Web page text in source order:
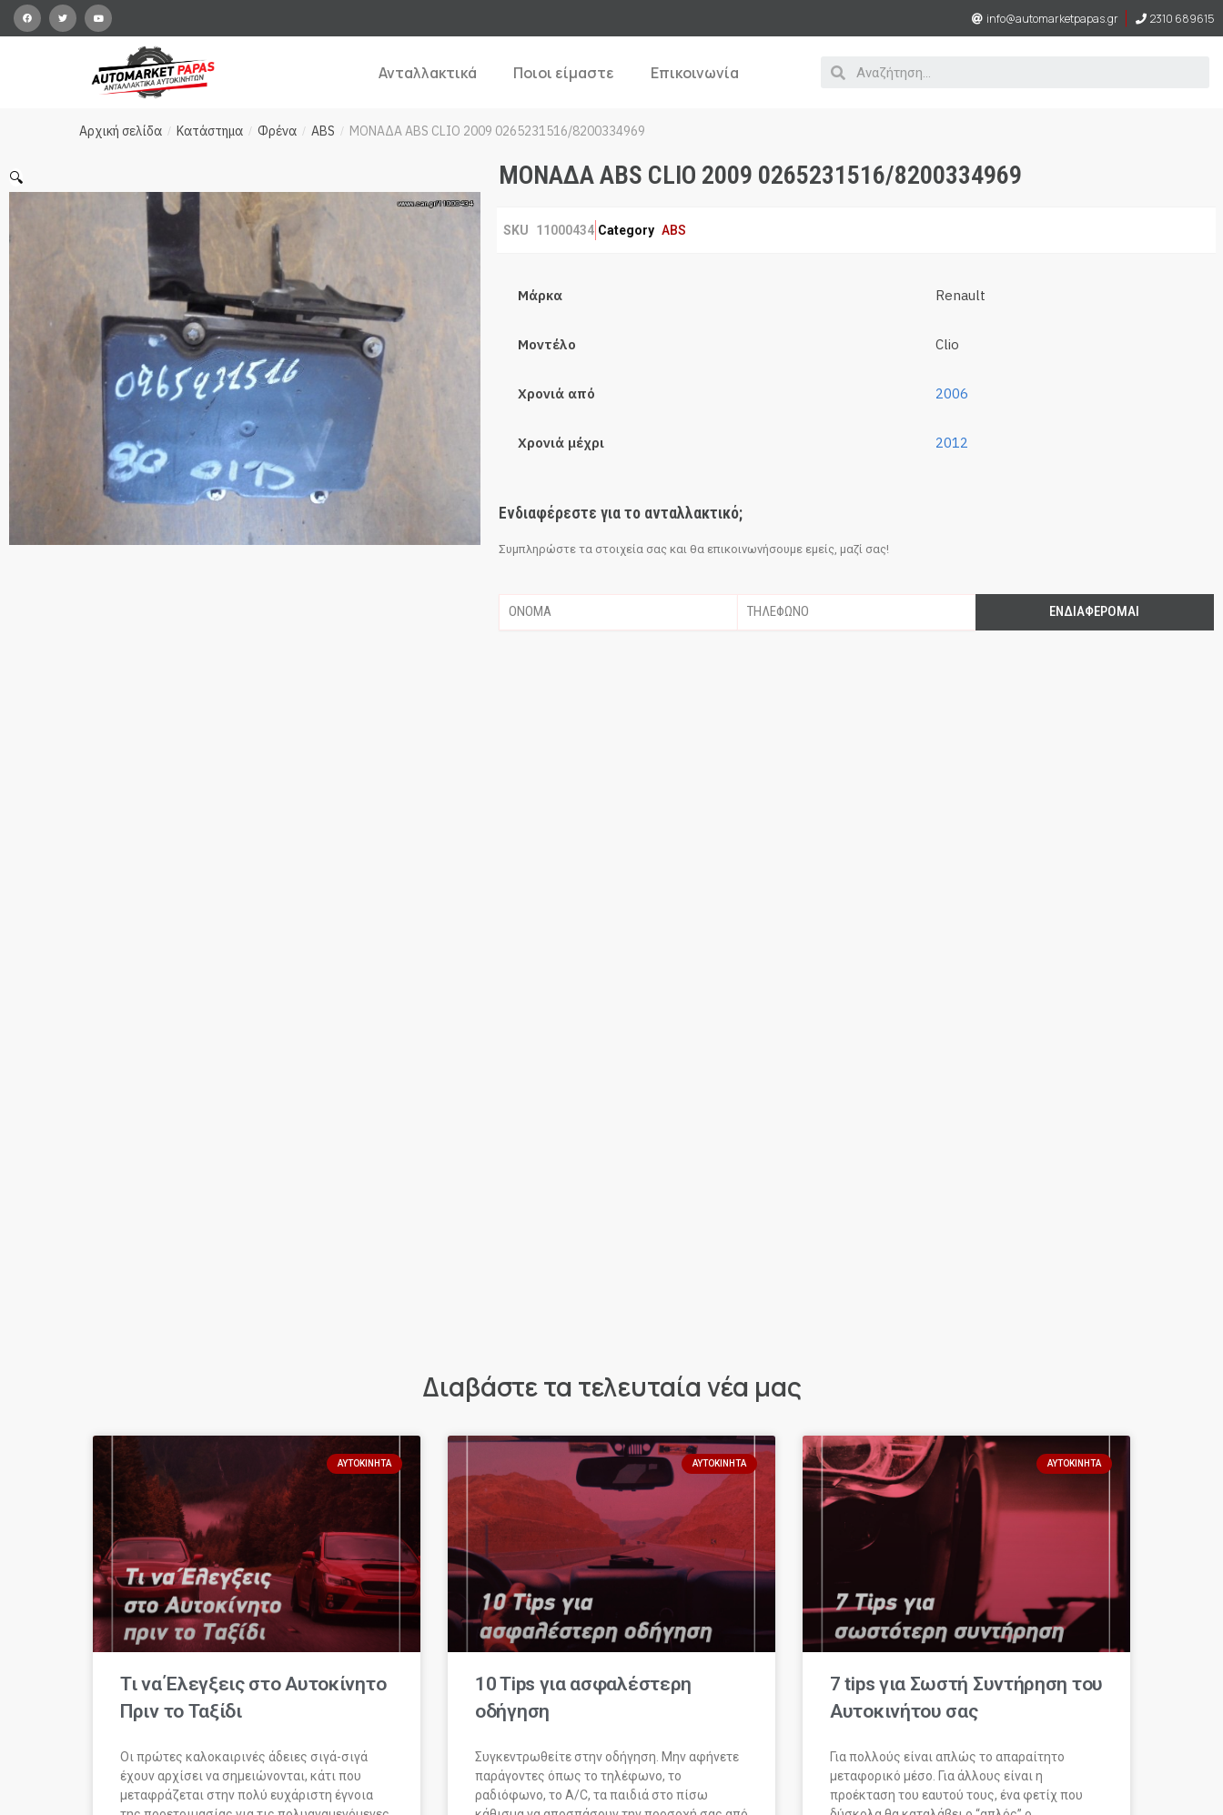
info@automarketpapas.gr 2310 689615
Ανταλλακτικά Ποιοι είμαστε Επικοινωνία
Αρχική σελίδα / Κατάστημα / Φρένα / ABS / ΜΟΝΑΔΑ ABS CLIO 2009 0265231516/8200334969
🔍 ΜΟΝΑΔΑ ABS CLIO 2009 0265231516/8200334969
SKU 11000434 Category ABS
Μάρκα Renault
Μοντέλο Clio
Χρονιά από 2006
Χρονιά μέχρι 2012
Ενδιαφέρεστε για το ανταλλακτικό;
Συμπληρώστε τα στοιχεία σας και θα επικοινωνήσουμε εμείς, μαζί σας!
ΕΝΔΙΑΦΈΡΟΜΑΙ
Διαβάστε τα τελευταία νέα μας
ΑΥΤΟΚΊΝΗΤΑ
Τι να Έλεγξεις στο Αυτοκίνητο
Πριν το Ταξίδι
Οι πρώτες καλοκαιρινές άδειες σιγά-σιγά
έχουν αρχίσει να σημειώνονται, κάτι που
μεταφράζεται στην πολύ ευχάριστη έγνοια
ΑΥΤΟΚΊΝΗΤΑ
10 Tips για ασφαλέστερη
οδήγηση
Συγκεντρωθείτε στην οδήγηση. Μην αφήνετε
παράγοντες όπως το τηλέφωνο, το
ραδιόφωνο, το A/C, τα παιδιά στο πίσω
ΑΥΤΟΚΊΝΗΤΑ
7 tips για Σωστή Συντήρηση του
Αυτοκινήτου σας
Για πολλούς είναι απλώς το απαραίτητο
μεταφορικό μέσο. Για άλλους είναι η
προέκταση του εαυτού τους, ένα φετίχ που